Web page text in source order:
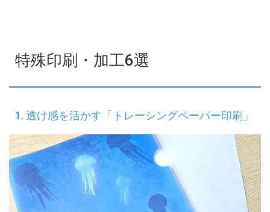
特殊印刷・加工6選
1. 透け感を活かす「トレーシングペーパー印刷」